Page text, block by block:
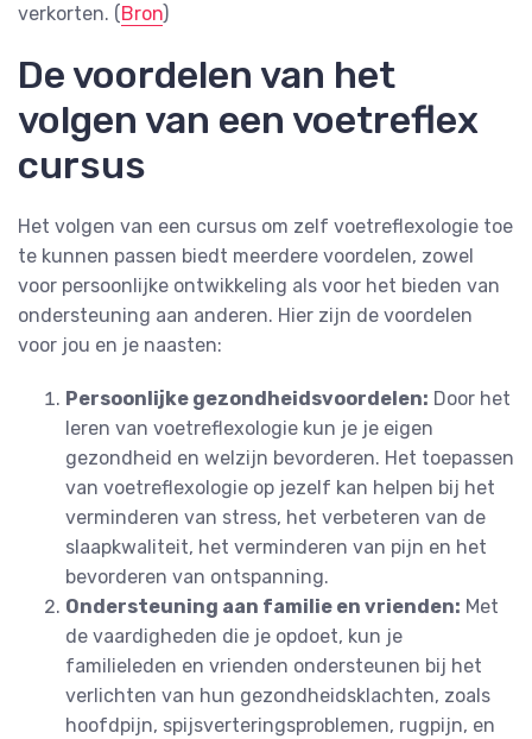
verkorten. (Bron)
De voordelen van het
volgen van een voetreflex
cursus
Het volgen van een cursus om zelf voetreflexologie toe
te kunnen passen biedt meerdere voordelen, zowel
voor persoonlijke ontwikkeling als voor het bieden van
ondersteuning aan anderen. Hier zijn de voordelen
voor jou en je naasten:
Persoonlijke gezondheidsvoordelen: Door het
leren van voetreflexologie kun je je eigen
gezondheid en welzijn bevorderen. Het toepassen
van voetreflexologie op jezelf kan helpen bij het
verminderen van stress, het verbeteren van de
slaapkwaliteit, het verminderen van pijn en het
bevorderen van ontspanning.
Ondersteuning aan familie en vrienden: Met
de vaardigheden die je opdoet, kun je
familieleden en vrienden ondersteunen bij het
verlichten van hun gezondheidsklachten, zoals
hoofdpijn, spijsverteringsproblemen, rugpijn, en